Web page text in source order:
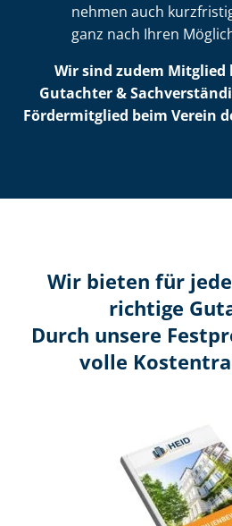
nehmen auch
ganz nach Ihren
Wir sind zudem Mitglied
Gutachter &
Fördermitglied beim Verein
Wir bieten für
richtige
Durch unsere
volle